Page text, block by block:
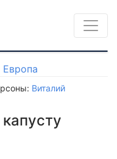
Европа
Виталий